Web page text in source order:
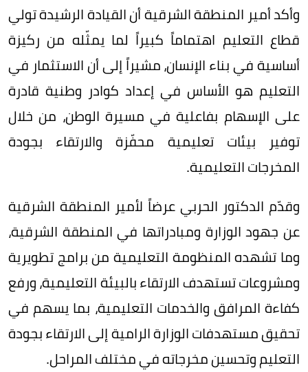
وأكد أمير المنطقة الشرقية أن القيادة الرشيدة تولي
قطاع التعليم اهتماماً كبيراً لما يمثّله من ركيزة
أساسية في بناء الإنسان، مشيراً إلى أن الاستثمار في
التعليم هو الأساس في إعداد كوادر وطنية قادرة
على الإسهام بفاعلية في مسيرة الوطن، من خلال
توفير بيئات تعليمية محفّزة والارتقاء بجودة
المخرجات التعليمية.
وقدّم الدكتور الحربي عرضاً لأمير المنطقة الشرقية
عن جهود الوزارة ومبادراتها في المنطقة الشرقية،
وما تشهده المنظومة التعليمية من برامج تطويرية
ومشروعات تستهدف الارتقاء بالبيئة التعليمية، ورفع
كفاءة المرافق والخدمات التعليمية، بما يسهم في
تحقيق مستهدفات الوزارة الرامية إلى الارتقاء بجودة
التعليم وتحسين مخرجاته في مختلف المراحل.